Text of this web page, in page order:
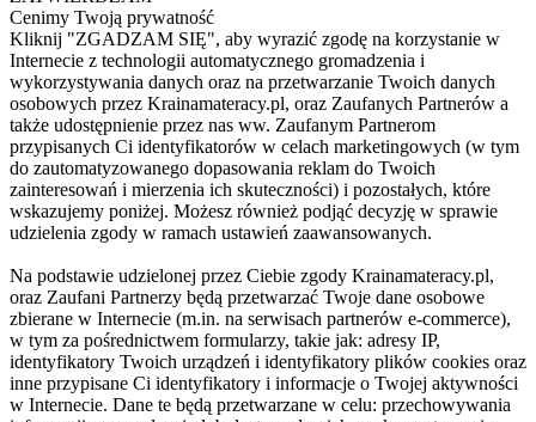
Cenimy Twoją prywatność
Kliknij "ZGADZAM SIĘ", aby wyrazić zgodę na korzystanie w
Internecie z technologii automatycznego gromadzenia i
wykorzystywania danych oraz na przetwarzanie Twoich danych
osobowych przez Krainamateracy.pl, oraz Zaufanych Partnerów a
także udostępnienie przez nas ww. Zaufanym Partnerom
przypisanych Ci identyfikatorów w celach marketingowych (w tym
do zautomatyzowanego dopasowania reklam do Twoich
zainteresowań i mierzenia ich skuteczności) i pozostałych, które
wskazujemy poniżej. Możesz również podjąć decyzję w sprawie
udzielenia zgody w ramach ustawień zaawansowanych.
Na podstawie udzielonej przez Ciebie zgody Krainamateracy.pl,
oraz Zaufani Partnerzy będą przetwarzać Twoje dane osobowe
zbierane w Internecie (m.in. na serwisach partnerów e-commerce),
w tym za pośrednictwem formularzy, takie jak: adresy IP,
identyfikatory Twoich urządzeń i identyfikatory plików cookies oraz
inne przypisane Ci identyfikatory i informacje o Twojej aktywności
w Internecie. Dane te będą przetwarzane w celu: przechowywania